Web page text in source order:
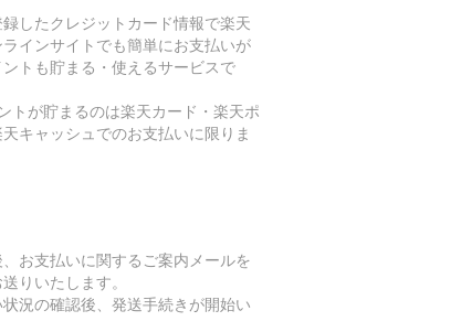
したクレジットカード情報で楽天
インサイトでも簡単にお支払いが
トも貯まる・使えるサービスで
トが貯まるのは楽天カード・楽天ポ
キャッシュでのお支払いに限りま
、お支払いに関するご案内メールを
りいたします。
状況の確認後、発送手続きが開始い